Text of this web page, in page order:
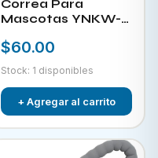
Correa Para
Mascotas YNKW-
$60.00
Stock: 1 disponibles
+ Agregar al carrito